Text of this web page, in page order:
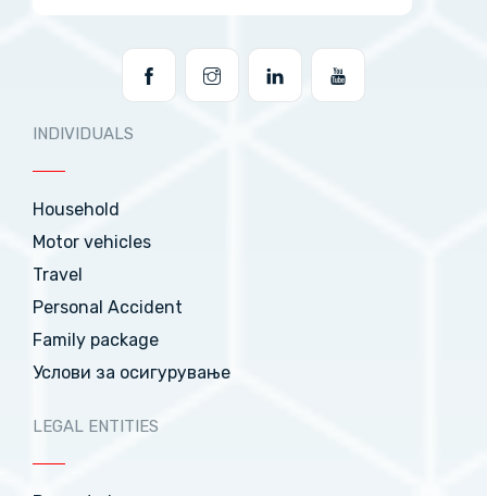
INDIVIDUALS
Household
Motor vehicles
Travel
Personal Accident
Family package
Услови за осигурување
LEGAL ENTITIES